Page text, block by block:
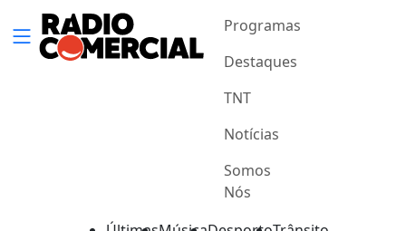
Programas
Destaques
TNT
Notícias
Somos
Nós